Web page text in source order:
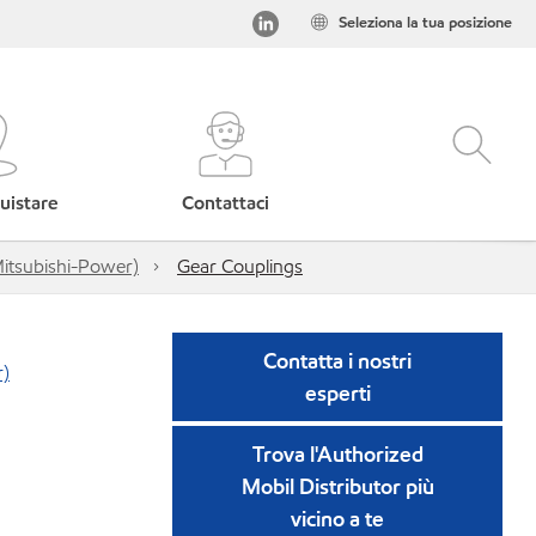
Seleziona la tua posizione
Contattaci
Power) Gear Couplings
Contatta i nostri
esperti
Trova l'Authorized
Mobil Distributor più
vicino a te